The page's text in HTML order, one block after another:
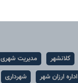
کلانشهر مدیریت شهری
اداره ارزان شهر شهرداری